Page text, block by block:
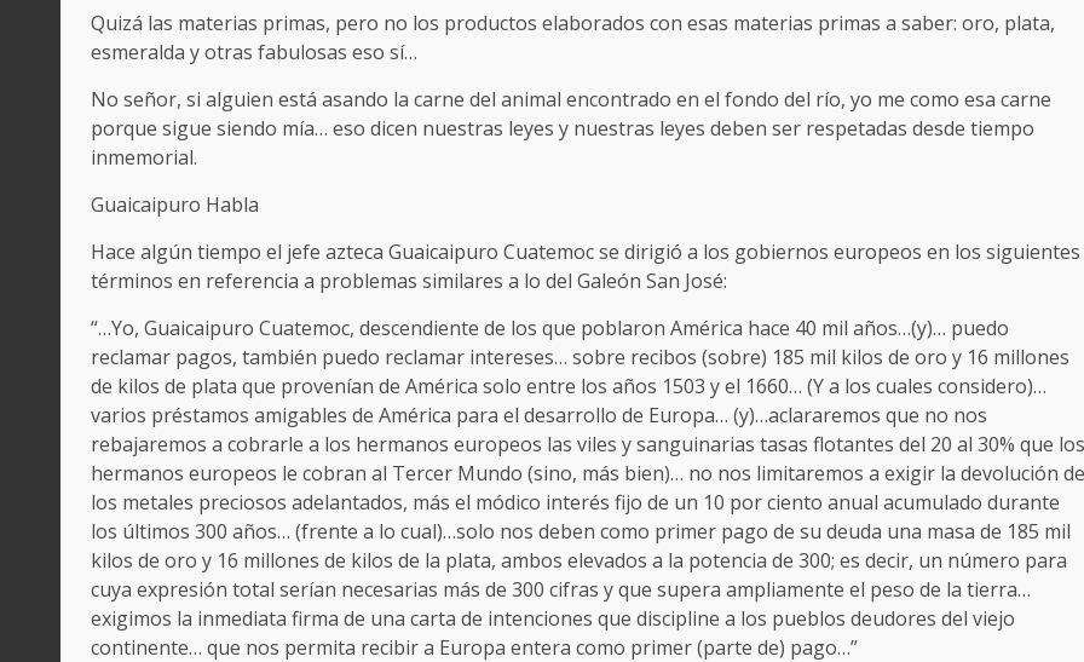
Quizá las materias primas, pero no los productos elaborados con esas materias primas a saber: oro, plata,
esmeralda y otras fabulosas eso sí…
No señor, si alguien está asando la carne del animal encontrado en el fondo del río, yo me como esa carne
porque sigue siendo mía… eso dicen nuestras leyes y nuestras leyes deben ser respetadas desde tiempo
inmemorial.
Guaicaipuro Habla
Hace algún tiempo el jefe azteca Guaicaipuro Cuatemoc se dirigió a los gobiernos europeos en los siguientes
términos en referencia a problemas similares a lo del Galeón San José:
“…Yo, Guaicaipuro Cuatemoc, descendiente de los que poblaron América hace 40 mil años…(y)… puedo
reclamar pagos, también puedo reclamar intereses… sobre recibos (sobre) 185 mil kilos de oro y 16 millones
de kilos de plata que provenían de América solo entre los años 1503 y el 1660… (Y a los cuales considero)…
varios préstamos amigables de América para el desarrollo de Europa… (y)…aclararemos que no nos
rebajaremos a cobrarle a los hermanos europeos las viles y sanguinarias tasas flotantes del 20 al 30% que los
hermanos europeos le cobran al Tercer Mundo (sino, más bien)… no nos limitaremos a exigir la devolución de
los metales preciosos adelantados, más el módico interés fijo de un 10 por ciento anual acumulado durante
los últimos 300 años… (frente a lo cual)…solo nos deben como primer pago de su deuda una masa de 185 mil
kilos de oro y 16 millones de kilos de la plata, ambos elevados a la potencia de 300; es decir, un número para
cuya expresión total serían necesarias más de 300 cifras y que supera ampliamente el peso de la tierra…
exigimos la inmediata firma de una carta de intenciones que discipline a los pueblos deudores del viejo
continente… que nos permita recibir a Europa entera como primer (parte de) pago…”